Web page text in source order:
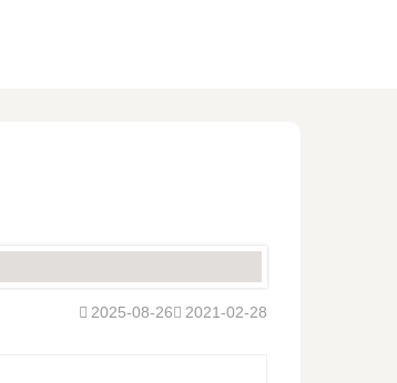
2021-02-28
2025-08-26